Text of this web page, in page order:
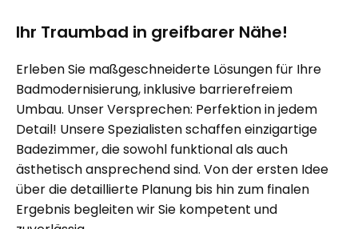
Ihr Traumbad in greifbarer Nähe!
Erleben Sie maßgeschneiderte Lösungen für Ihre
Badmodernisierung, inklusive barrierefreiem
Umbau. Unser Versprechen: Perfektion in jedem
Detail! Unsere Spezialisten schaffen einzigartige
Badezimmer, die sowohl funktional als auch
ästhetisch ansprechend sind. Von der ersten Idee
über die detaillierte Planung bis hin zum finalen
Ergebnis begleiten wir Sie kompetent und